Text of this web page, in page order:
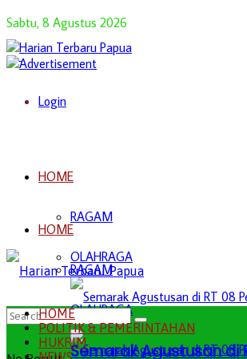
Sabtu, 8 Agustus 2026
Login
HOME
RAGAM
OLAHRAGA
Semarak Agustusan di
HOME
RAGAM
OLAHRAGA
HOME
POLITIK & PEMERINTAHAN
HUKRIM